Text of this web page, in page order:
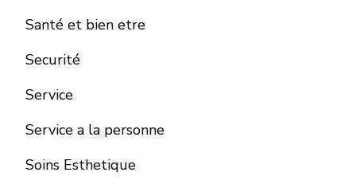
Santé et bien etre
Securité
Service
Service a la personne
Soins Esthetique